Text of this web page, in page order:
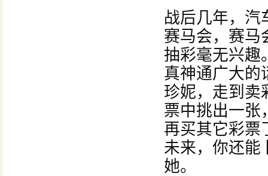
战后几年，汽
赛马会，赛马
抽彩毫无兴趣
真神通广大的
珍妮，走到卖
票中挑出一张
再买其它彩票
未来，你还能
她。